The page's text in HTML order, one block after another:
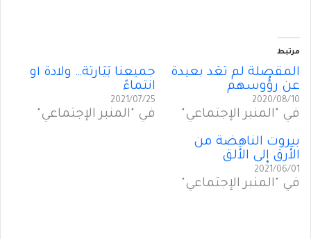
مرتبط
المقصلة لم تعُد بعيدةً
عن رؤُوسهم
2020/08/10
في "المنبر الإجتماعي"
جميعنا بَيَارتة… ولادةً أَو
انتماءً
2021/07/25
في "المنبر الإجتماعي"
بيروت الناهضةُ من
الأَرق إِلى الأَلق
2021/06/01
في "المنبر الإجتماعي"